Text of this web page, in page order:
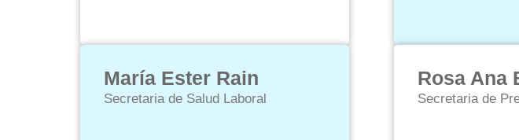
María Ester Rain
Secretaria de Salud Laboral
Rosa Ana
Secretaria de